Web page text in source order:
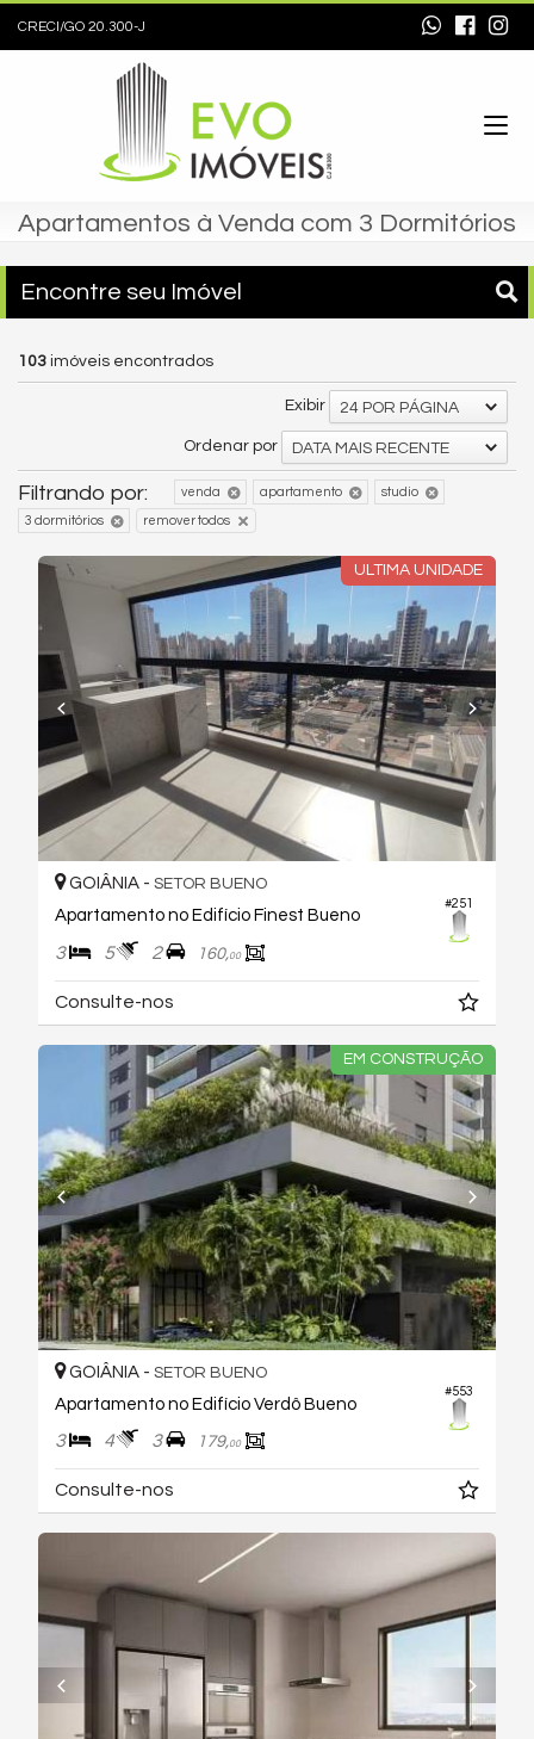
CRECI/GO 20.300-J
Apartamentos à Venda com 3 Dormitórios
Encontre seu Imóvel
103 imóveis encontrados
Exibir 24 POR PÁGINA
Ordenar por DATA MAIS RECENTE
Filtrando por: venda apartamento studio
3 dormitórios remover todos
ULTIMA UNIDADE
#251
GOIÂNIA - SETOR BUENO
Apartamento no Edifício Finest Bueno
3 5 2 160,00
Consulte-nos
EM CONSTRUÇÃO
#553
GOIÂNIA - SETOR BUENO
Apartamento no Edifício Verdô Bueno
3 4 3 179,00
Consulte-nos